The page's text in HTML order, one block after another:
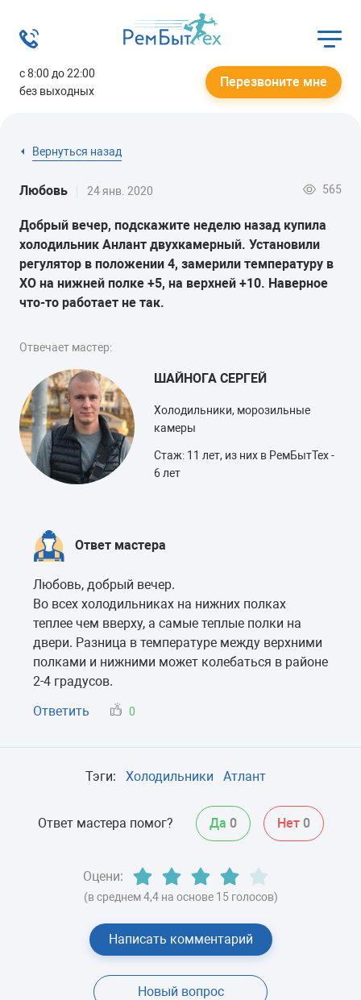
с 8:00 до 22:00
без выходных
Перезвоните мне
Вернуться назад
Любовь 24 янв. 2020 565
Добрый вечер, подскажите неделю назад купила
холодильник Анлант двухкамерный. Установили
регулятор в положении 4, замерили температуру в
ХО на нижней полке +5, на верхней +10. Наверное
что-то работает не так.
Отвечает мастер:
ШАЙНОГА СЕРГЕЙ
Холодильники, морозильные
камеры
Стаж: 11 лет, из них в РемБытТех -
6 лет
Ответ мастера
Любовь, добрый вечер.
Во всех холодильниках на нижних полках
теплее чем вверху, а самые теплые полки на
двери. Разница в температуре между верхними
полками и нижними может колебаться в районе
2-4 градусов.
Ответить
0
Тэги: Холодильники Атлант
Ответ мастера помог? Да 0 Нет 0
Оцени:
(в среднем 4,4 на основе 15 голосов)
Написать комментарий
Новый вопрос